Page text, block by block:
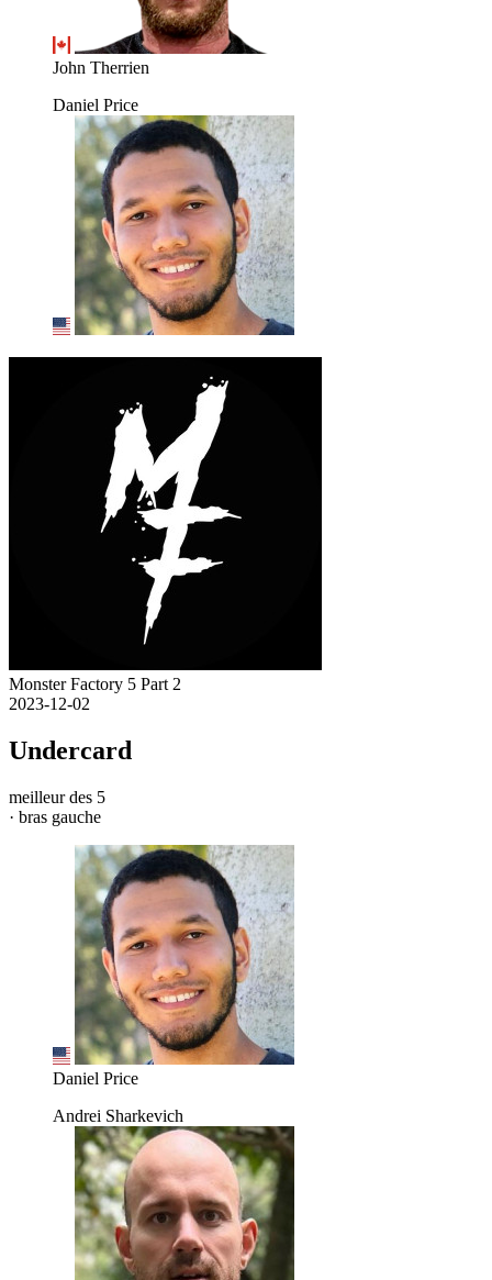
John Therrien
Daniel Price
Monster Factory 5 Part 2
2023-12-02
Undercard
meilleur des 5
· bras gauche
Daniel Price
Andrei Sharkevich